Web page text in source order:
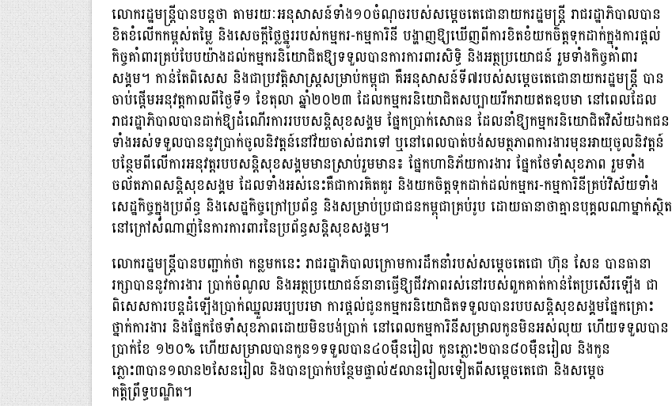
លោករដ្ឋមន្ត្រីបានបន្តថា តាមរយៈអនុសាសន៍ទាំង១០ចំណុចរបស់សម្តេចតេជោនាយករដ្ឋមន្រ្តី រាជរដ្ឋាភិបាលបាន
ខិតខំលើកកម្ពស់តម្លៃ និងសេចក្តីថ្លៃថ្នូររបស់កម្មករ-កម្មការិនី បង្ហាញឱ្យឃើញពីការខិតខំយកចិត្តទុកដាក់ក្នុងការផ្តល់
កិច្ចគាំពារគ្រប់បែបយ៉ាងដល់កម្មករនិយោជិតឱ្យទទួលបានការការពារសិទ្ធិ និងអត្ថប្រយោជន៍ រួមទាំងកិច្ចគាំពារ
សង្គម។ កាន់តែពិសេស និងជាប្រវត្តិសាស្រ្តសម្រាប់កម្ពុជា គឺអនុសាសន៍ទី៧របស់សម្តេចតេជោនាយករដ្ឋមន្រ្តី បាន
ចាប់ផ្តើមអនុវត្តកាលពីថ្ងៃទី១ ខែតុលា ឆ្នាំ២០២៣ ដែលកម្មករនិយោជិតសប្បាយរីករាយឥតឧបមា នៅពេលដែល
រាជរដ្ឋាភិបាលបានដាក់ឱ្យដំណើរការរបបសន្តិសុខសង្គម ផ្នែកប្រាក់សោធន ដែលនាំឱ្យកម្មករនិយោជិតវិស័យឯកជន
ទាំងអស់ទទួលបាននូវប្រាក់ចូលនិវត្តន៍នៅវ័យចាស់ជរាទៅ ឬនៅពេលបាត់បង់សមត្ថភាពការងារមុនអាយុចូលនិវត្តន៍
បន្ថែមពីលើការអនុវត្តរបបសន្តិសុខសង្គមមានស្រាប់រួមមាន៖ ផ្នែកហានិភ័យការងារ ផ្នែកថែទាំសុខភាព រួមទាំង
ចល័តភាពសន្តិសុខសង្គម ដែលទាំងអស់នេះគឺជាការគិតគូរ និងយកចិត្តទុកដាក់ដល់កម្មករ-កម្មការិនីគ្រប់វិស័យទាំង
សេដ្ឋកិច្ចក្នុងប្រព័ន្ធ និងសេដ្ឋកិច្ចក្រៅប្រព័ន្ធ និងសម្រាប់ប្រជាជនកម្ពុជាគ្រប់រូប ដោយធានាថាគ្មានបុគ្គលណាម្នាក់ស្ថិត
នៅក្រៅសំណាញ់នៃការការពារនៃប្រព័ន្ធសន្តិសុខសង្គម។
លោករដ្ឋមន្ត្រីបានបញ្ជាក់ថា កន្លមកនេះ រាជរដ្ឋាភិបាលក្រោមការដឹកនាំរបស់សម្ដេចតេជោ ហ៊ុន សែន បានធានា
រក្សាបាននូវការងារ ប្រាក់ចំណូល និងអត្ថប្រយោជន៍នានាធ្វើឱ្យជីវភាពរស់នៅរបស់ពួកគាត់កាន់តែប្រសើរឡើង ជា
ពិសេសការបន្តដំឡើងប្រាក់ឈ្នួលអប្បបរមា ការផ្តល់ជូនកម្មករនិយោជិតទទួលបានរបបសន្តិសុខសង្គមផ្នែកគ្រោះ
ថ្នាក់ការងារ និងផ្នែកថែទាំសុខភាពដោយមិនបង់ប្រាក់ នៅពេលកម្មការិនីសម្រាលកូនមិនអស់លុយ ហើយទទួលបាន
ប្រាក់ខែ ១២០% ហើយសម្រាលបានកូន១ទទួលបាន៤០ម៉ឺនរៀល កូនភ្លោះ២បាន៨០ម៉ឺនរៀល និងកូន
ភ្លោះ៣បាន១លាន២សែនរៀល និងបានប្រាក់បន្ថែមផ្ទាល់៥លានរៀលទៀតពីសម្តេចតេជោ និងសម្តេច
កត្តិព្រឹទ្ធបណ្ឌិត។